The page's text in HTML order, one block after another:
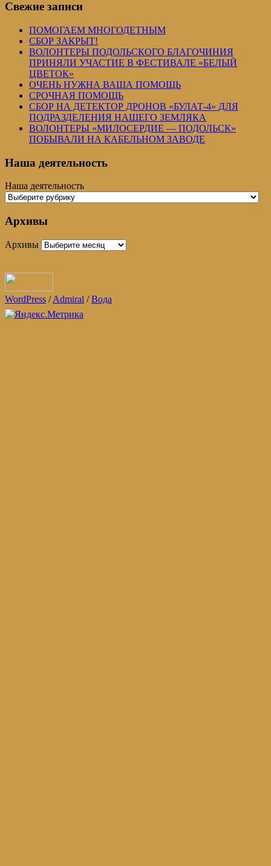
Свежие записи
ПОМОГАЕМ МНОГОДЕТНЫМ
СБОР ЗАКРЫТ!
ВОЛОНТЕРЫ ПОДОЛЬСКОГО БЛАГОЧИНИЯ
ПРИНЯЛИ УЧАСТИЕ В ФЕСТИВАЛЕ «БЕЛЫЙ
ЦВЕТОК»
ОЧЕНЬ НУЖНА ВАША ПОМОЩЬ
СРОЧНАЯ ПОМОЩЬ
СБОР НА ДЕТЕКТОР ДРОНОВ «БУЛАТ-4» ДЛЯ
ПОДРАЗДЕЛЕНИЯ НАШЕГО ЗЕМЛЯКА
ВОЛОНТЕРЫ «МИЛОСЕРДИЕ — ПОДОЛЬСК»
ПОБЫВАЛИ НА КАБЕЛЬНОМ ЗАВОДЕ
Наша деятельность
Наша деятельность
Архивы
Архивы
WordPress /Admiral /Вода